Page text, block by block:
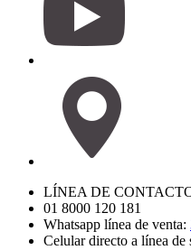
LÍNEA DE
01 8000 120 181
Whatsapp línea de venta:
Celular directo a línea